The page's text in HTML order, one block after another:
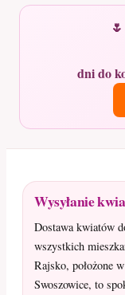
dni do
Wysyłanie
Dostawa kwiatów
wszystkich
Rajsko, położone
Swoszowice, to